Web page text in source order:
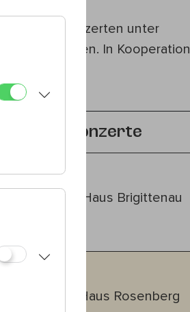
Gartenkonzerten unter
wird gebeten. In Kooperation
Leben
Gartenkonzerte
20., Haus Brigittenau
13., Haus Rosenberg